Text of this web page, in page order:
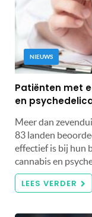
NIEUWS
Patiënten met
en
Meer dan
83 landen
effectief is bij hun
cannabis en
LEES VERDER